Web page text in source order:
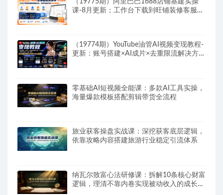
课-8月更新；工作台下载到旺铺装修客服分
（19774期）YouTube油管AI视频变现教程-
更新：账号搭建×AI成片×去重限流解决方案
零基础AI短视频全能课：多款AI工具实操，
海量爆款模板搭配剪辑带货全流程
旅业获客操盘实战课：深挖获客底层逻辑，
依靠攻略内容搭建旅游行业稳定引流体系
纳瓦尔致富心法研修课：拆解10条核心财富
逻辑，理清不靠内卷实现被动收入的成长路